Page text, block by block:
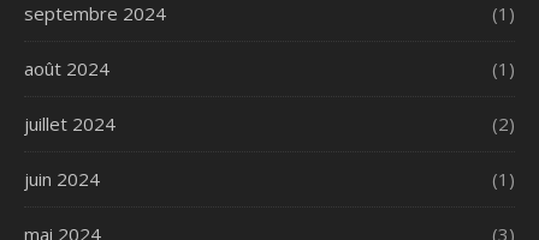
septembre 2024 (1)
août 2024 (1)
juillet 2024 (2)
juin 2024 (1)
mai 2024 (3)